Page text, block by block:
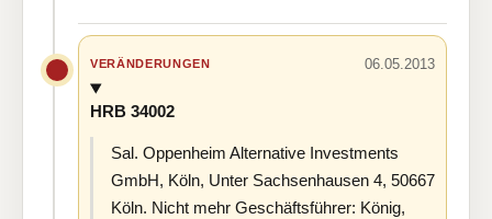
VERÄNDERUNGEN 06.05.2013
HRB 34002
Sal. Oppenheim Alternative Investments
GmbH, Köln, Unter Sachsenhausen 4, 50667
Köln. Nicht mehr Geschäftsführer: König,